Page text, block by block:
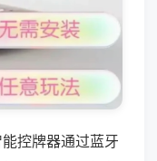
控牌器通过蓝牙